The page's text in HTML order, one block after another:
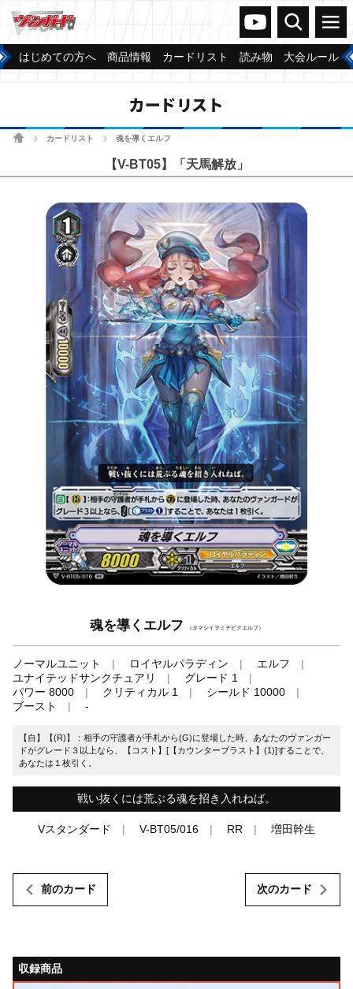
ヴァンガードch
検索 メニュー
はじめての方へ 商品情報 カードリスト 読み物 大会ルール
カードリスト
ホームカードリスト 魂を導くエルフ
【V-BT05】「天馬解放」
魂を導くエルフ （タマシイヲミチビクエルフ）
ノーマルユニット ロイヤルパラディン
エルフ
ユナイテッドサンクチュアリ
グレード 1
パワー 8000
クリティカル 1
シールド 10000
ブースト
-
【自】【(R)】：相手の守護者が手札から(G)に登場した時、あなたのヴァンガー
ドがグレード３以上なら、【コスト】[【カウンターブラスト】(1)]することで、
あなたは１枚引く。
戦い抜くには荒ぶる魂を招き入れねば。
Vスタンダード V-BT05/016 RR 増田幹生
前のカード 次のカード
収録商品